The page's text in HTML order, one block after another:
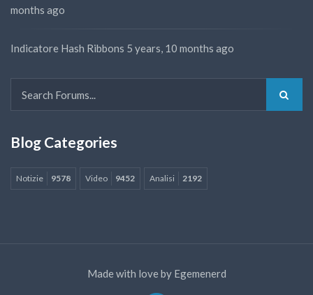
months ago
Indicatore Hash Ribbons 5 years, 10 months ago
Blog Categories
Notizie 9578 Video 9452 Analisi 2192
Made with love by Egemenerd